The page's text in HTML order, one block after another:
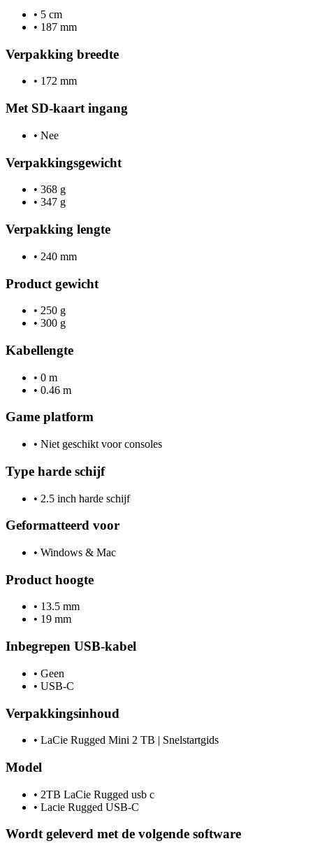
• 5 cm
• 187 mm
Verpakking breedte
• 172 mm
Met SD-kaart ingang
• Nee
Verpakkingsgewicht
• 368 g
• 347 g
Verpakking lengte
• 240 mm
Product gewicht
• 250 g
• 300 g
Kabellengte
• 0 m
• 0.46 m
Game platform
• Niet geschikt voor consoles
Type harde schijf
• 2.5 inch harde schijf
Geformatteerd voor
• Windows & Mac
Product hoogte
• 13.5 mm
• 19 mm
Inbegrepen USB-kabel
• Geen
• USB-C
Verpakkingsinhoud
• LaCie Rugged Mini 2 TB | Snelstartgids
Model
• 2TB LaCie Rugged usb c
• Lacie Rugged USB-C
Wordt geleverd met de volgende software